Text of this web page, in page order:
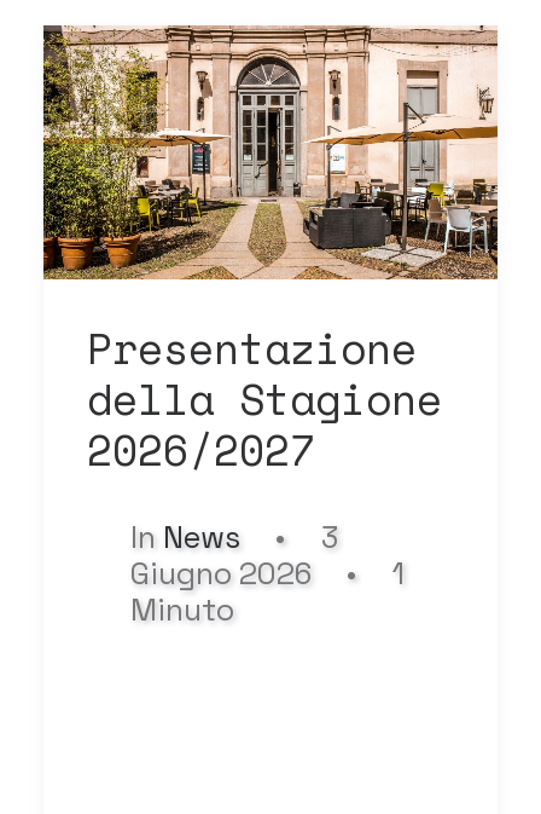
Presentazione
della Stagione
2026/2027
In News •
3
Giugno 2026
•
1
Minuto